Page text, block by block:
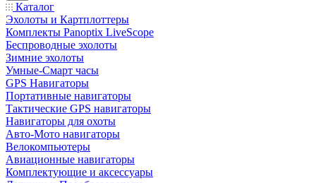
Каталог
Эхолоты и Картплоттеры
Комплекты Panoptix LiveScope
Беспроводные эхолоты
Зимние эхолоты
Умные-Смарт часы
GPS Навигаторы
Портативные навигаторы
Тактические GPS навигаторы
Навигаторы для охоты
Авто-Мото навигаторы
Велокомпьютеры
Авиационные навигаторы
Комплектующие и аксессуары